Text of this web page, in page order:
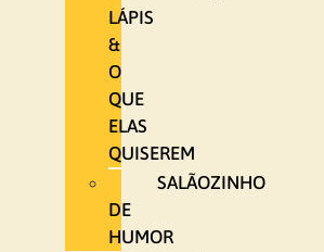
LÁPIS
&
O
QUE
ELAS
QUISEREM
SALÃOZINHO
DE
HUMOR